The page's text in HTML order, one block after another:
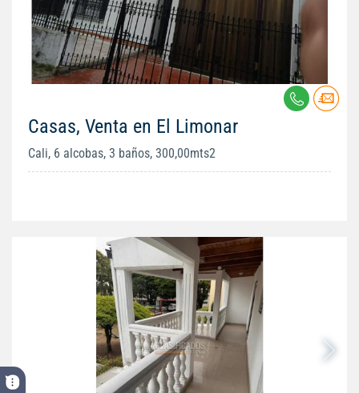
Casas, Venta en El Limonar
Cali, 6 alcobas, 3 baños, 300,00mts2